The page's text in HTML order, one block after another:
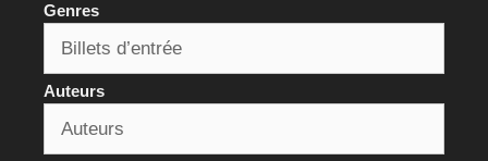
Genres
Auteurs